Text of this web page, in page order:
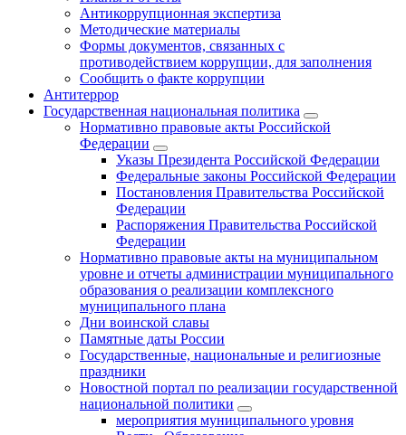
Антикоррупционная экспертиза
Методические материалы
Формы документов, связанных с
противодействием коррупции, для заполнения
Сообщить о факте коррупции
Антитеррор
Государственная национальная политика
Нормативно правовые акты Российской
Федерации
Указы Президента Российской Федерации
Федеральные законы Российской Федерации
Постановления Правительства Российской
Федерации
Распоряжения Правительства Российской
Федерации
Нормативно правовые акты на муниципальном
уровне и отчеты администрации муниципального
образования о реализации комплексного
муниципального плана
Дни воинской славы
Памятные даты России
Государственные, национальные и религиозные
праздники
Новостной портал по реализации государственной
национальной политики
мероприятия муниципального уровня